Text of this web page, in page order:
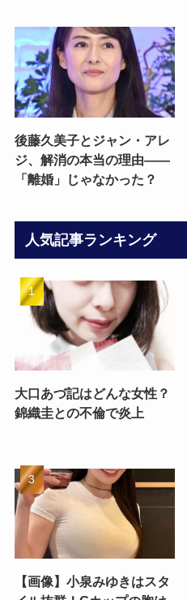
後藤久美子とジャン・アレ
ジ、解消の本当の理由——
「離婚」じゃなかった？
人気記事ランキング
大口あづ記はどんな女性？
錦織圭との不倫で炎上
【画像】小泉みゆきはスタ